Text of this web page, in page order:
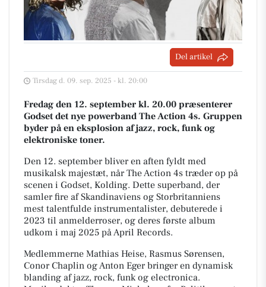
Del artikel
Tirsdag d. 09. sep. 2025 - kl. 20:00
Fredag den 12. september kl. 20.00 præsenterer
Godset det nye powerband The Action 4s. Gruppen
byder på en eksplosion af jazz, rock, funk og
elektroniske toner.
Den 12. september bliver en aften fyldt med
musikalsk majestæt, når The Action 4s træder op på
scenen i Godset, Kolding. Dette superband, der
samler fire af Skandinaviens og Storbritanniens
mest talentfulde instrumentalister, debuterede i
2023 til anmelderroser, og deres første album
udkom i maj 2025 på April Records.
Medlemmerne Mathias Heise, Rasmus Sørensen,
Conor Chaplin og Anton Eger bringer en dynamisk
blanding af jazz, rock, funk og electronica.